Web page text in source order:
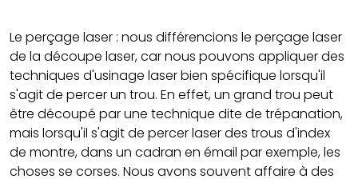
Le perçage laser : nous différencions le perçage laser
de la découpe laser, car nous pouvons appliquer des
techniques d'usinage laser bien spécifique lorsqu'il
s'agit de percer un trou. En effet, un grand trou peut
être découpé par une technique dite de trépanation,
mais lorsqu'il s'agit de percer laser des trous d'index
de montre, dans un cadran en émail par exemple, les
choses se corses. Nous avons souvent affaire à des